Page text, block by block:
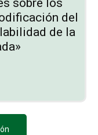
sobre los
del
de la